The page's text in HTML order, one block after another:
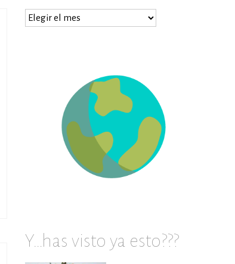
…
Y…has visto ya esto???